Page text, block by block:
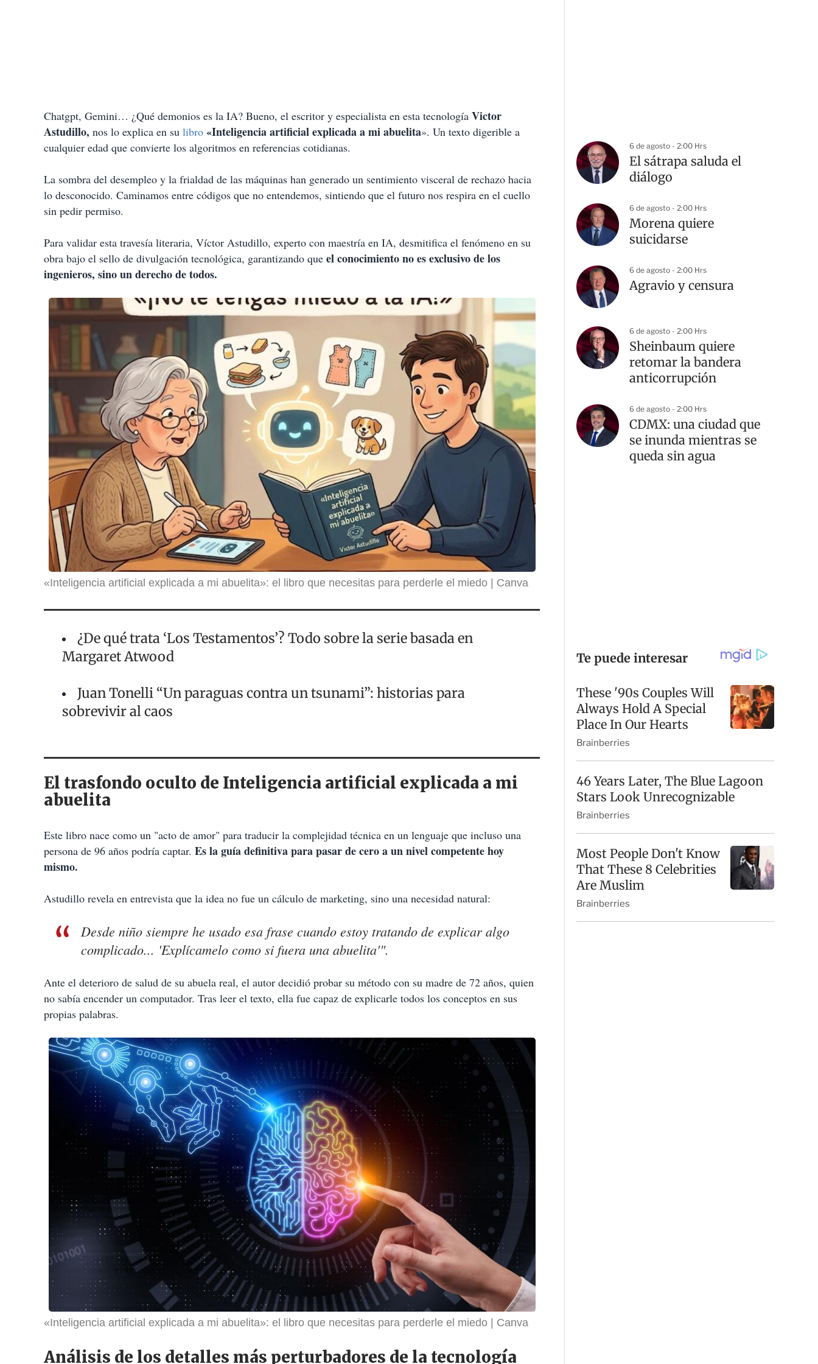
Chatgpt, Gemini… ¿Qué demonios es la IA? Bueno, el escritor y especialista en esta tecnología Victor
Astudillo, nos lo explica en su libro «Inteligencia artificial explicada a mi abuelita». Un texto digerible a
cualquier edad que convierte los algoritmos en referencias cotidianas.
La sombra del desempleo y la frialdad de las máquinas han generado un sentimiento visceral de rechazo hacia
lo desconocido. Caminamos entre códigos que no entendemos, sintiendo que el futuro nos respira en el cuello
sin pedir permiso.
Para validar esta travesía literaria, Víctor Astudillo, experto con maestría en IA, desmitifica el fenómeno en su
obra bajo el sello de divulgación tecnológica, garantizando que el conocimiento no es exclusivo de los
ingenieros, sino un derecho de todos.
«Inteligencia artificial explicada a mi abuelita»: el libro que necesitas para perderle el miedo Canva
¿De qué trata ‘Los Testamentos’? Todo sobre la serie basada en
Margaret Atwood
Juan Tonelli “Un paraguas contra un tsunami”: historias para
sobrevivir al caos
El trasfondo oculto de Inteligencia artificial explicada a mi
abuelita
Este libro nace como un "acto de amor" para traducir la complejidad técnica en un lenguaje que incluso una
persona de 96 años podría captar. Es la guía definitiva para pasar de cero a un nivel competente hoy
mismo.
Astudillo revela en entrevista que la idea no fue un cálculo de marketing, sino una necesidad natural:
Desde niño siempre he usado esa frase cuando estoy tratando de explicar algo
complicado... 'Explícamelo como si fuera una abuelita'".
Ante el deterioro de salud de su abuela real, el autor decidió probar su método con su madre de 72 años, quien
no sabía encender un computador. Tras leer el texto, ella fue capaz de explicarle todos los conceptos en sus
propias palabras.
«Inteligencia artificial explicada a mi abuelita»: el libro que necesitas para perderle el miedo Canva
Análisis de los detalles más perturbadores de la tecnología
6 de agosto - 2:00 Hrs
El sátrapa saluda el
diálogo
6 de agosto - 2:00 Hrs
Morena quiere
suicidarse
6 de agosto - 2:00 Hrs
Agravio y censura
6 de agosto - 2:00 Hrs
Sheinbaum quiere
retomar la bandera
anticorrupción
6 de agosto - 2:00 Hrs
CDMX: una ciudad que
se inunda mientras se
queda sin agua